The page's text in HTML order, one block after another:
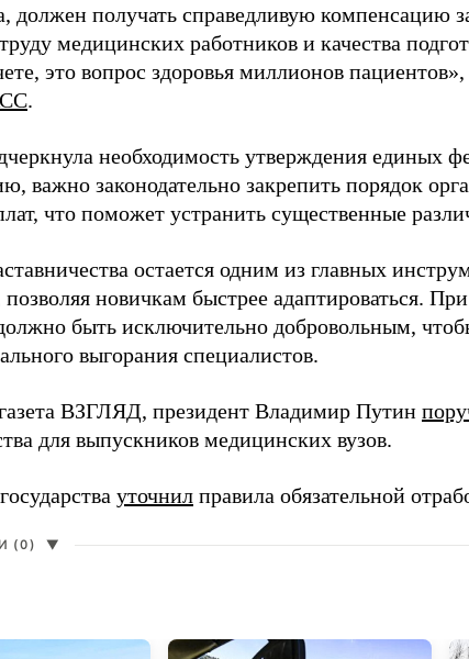
должен получать справедливую компенсацию
медицинских работников и качества
это вопрос здоровья миллионов
.
необходимость утверждения единых
важно законодательно закрепить порядок
что поможет устранить существенные
остается одним из главных
новичкам быстрее адаптироваться.
быть исключительно добровольным,
выгорания специалистов.
ВЗГЛЯД, президент Владимир Путин
для выпускников медицинских вузов.
уточнил правила обязательной
(0) ▼